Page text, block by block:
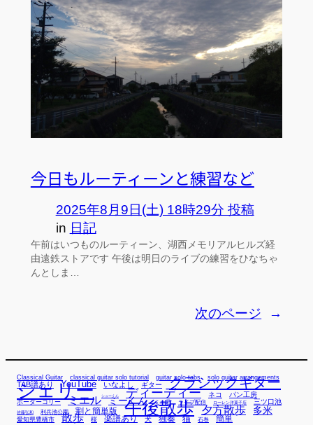
今日もルーティーンと練習など
2025年8月9日(土) 18時29分 投稿
in 日記
午前はいつものルーティーン、湖西メモリアルヒルズ経
由遠鉄ストアです 午後は明日のライブの練習をひなちゃ
んとしま…
次のページ →
Classical Guitar classical guitar solo tutorial guitar solo tabs solo guitar arrangements
TAB譜あり YouTube いなよし ギター クラシックギター
シェリー シューくん ディーディー ネコ パン工房
ボーダーコリー ミエル ミーくん ミー君 ライブ配信 ローレン洋菓子店 三ツ口池
佐藤弘和 利兵池公園 割と簡単版 午後散歩 夕方散歩 多米
愛知県豊橋市 散歩 桜 楽譜あり 犬 独奏 猫 石巻 簡単